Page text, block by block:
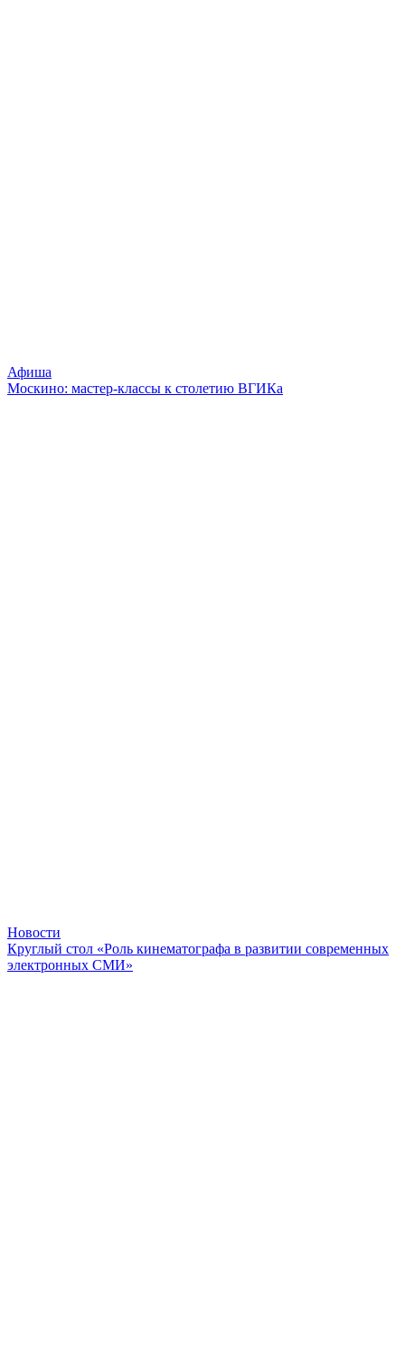
Афиша
Москино: мастер-классы к столетию ВГИКа
Новости
Круглый стол «Роль кинематографа в развитии современных
электронных СМИ»